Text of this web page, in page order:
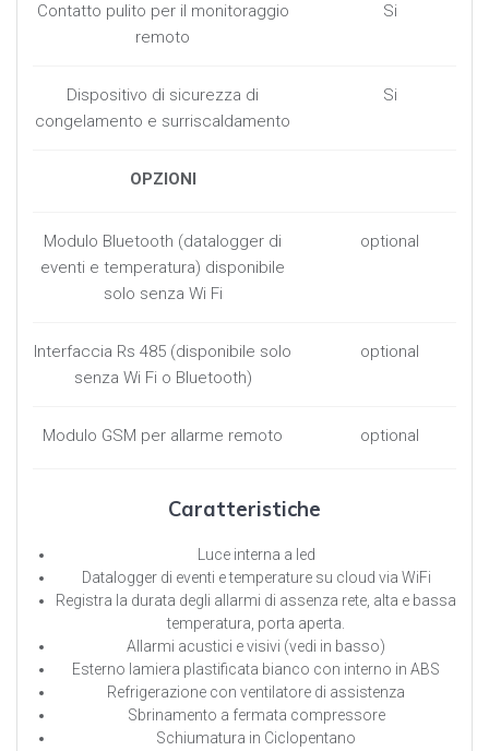
Contatto pulito per il monitoraggio
remoto
Si
Dispositivo di sicurezza di
congelamento e surriscaldamento
Si
OPZIONI
Modulo Bluetooth (datalogger di
eventi e temperatura) disponibile
solo senza Wi Fi
optional
Interfaccia Rs 485 (disponibile solo
senza Wi Fi o Bluetooth)
optional
Modulo GSM per allarme remoto optional
Caratteristiche
Luce interna a led
Datalogger di eventi e temperature su cloud via WiFi
Registra la durata degli allarmi di assenza rete, alta e bassa
temperatura, porta aperta.
Allarmi acustici e visivi (vedi in basso)
Esterno lamiera plastificata bianco con interno in ABS
Refrigerazione con ventilatore di assistenza
Sbrinamento a fermata compressore
Schiumatura in Ciclopentano